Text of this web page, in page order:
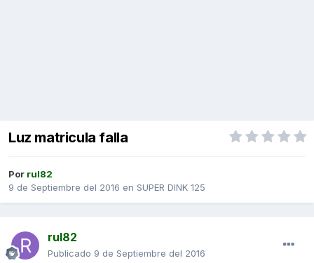
Luz matricula falla
Por rul82
9 de Septiembre del 2016 en SUPER DINK 125
rul82
Publicado 9 de Septiembre del 2016